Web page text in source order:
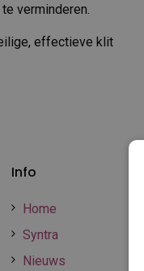
verminderen.
effectieve klit
Info
Home
Syntra
Nieuws